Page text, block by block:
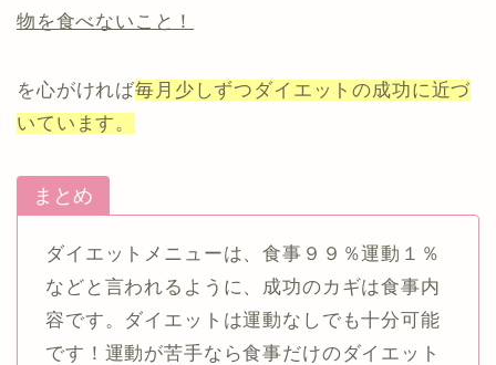
物を食べないこと！
を心がければ毎月少しずつダイエットの成功に近づ
いています。
まとめ
ダイエットメニューは、食事９９％運動１％
などと言われるように、成功のカギは食事内
容です。ダイエットは運動なしでも十分可能
です！運動が苦手なら食事だけのダイエット